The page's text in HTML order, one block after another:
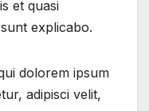
et quasi
explicabo.
dolorem ipsum
adipisci velit,